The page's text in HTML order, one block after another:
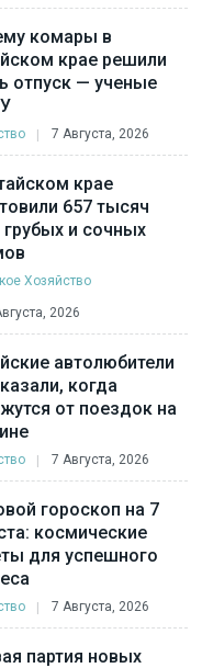
комары в
крае решили
отпуск — ученые
7 Августа, 2026
крае
657 тысяч
грубых и сочных
Хозяйство
2026
автолюбители
когда
от поездок на
7 Августа, 2026
гороскоп на 7
космические
для успешного
7 Августа, 2026
партия новых